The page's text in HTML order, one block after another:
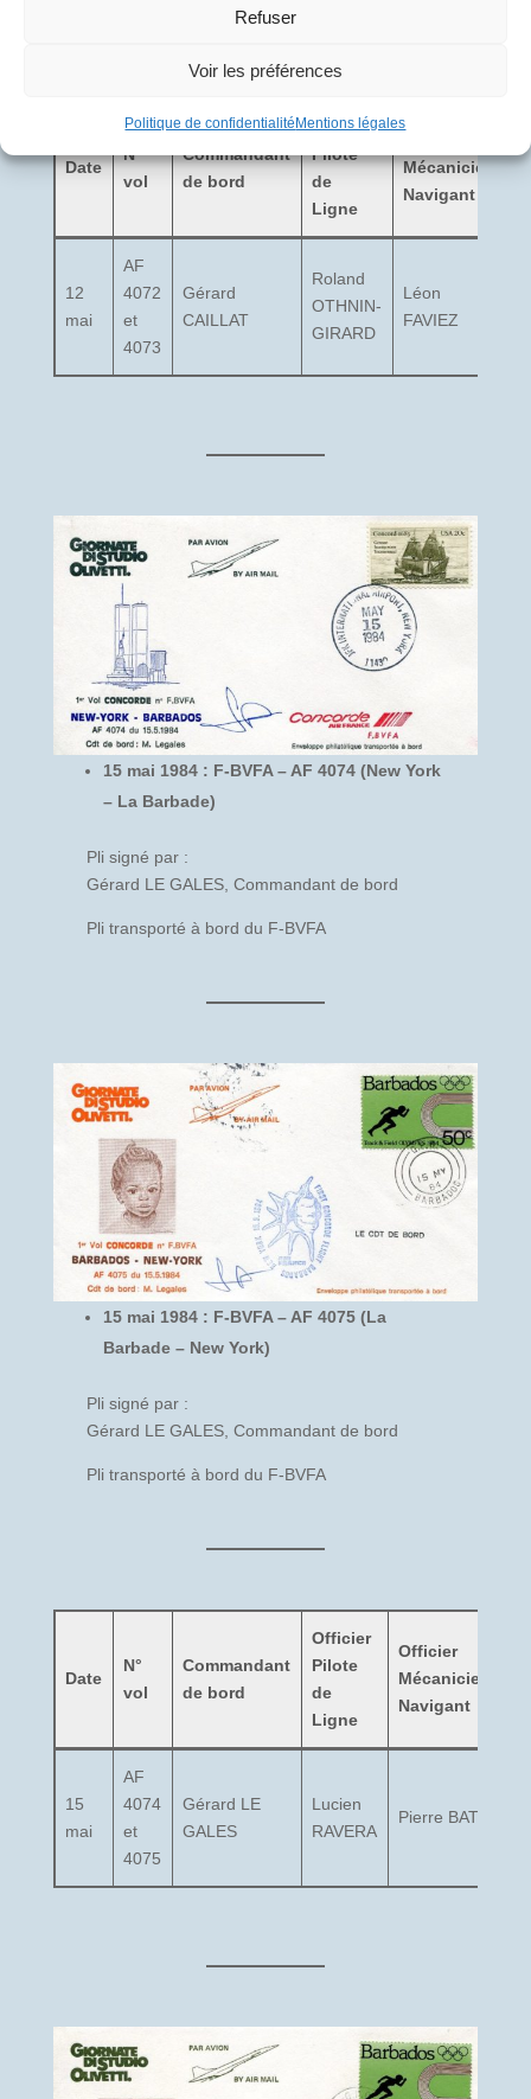
Refuser
Voir les préférences
Politique de confidentialité Mentions légales
Date
N°
vol
Commandant
de bord
Officier
Pilote
de
Ligne
Mécanicien
Navigant
12
mai
AF
4072
et
4073
Gérard
CAILLAT
Roland
OTHNIN-
GIRARD
Léon
FAVIEZ
15 mai 1984 : F-BVFA – AF 4074 (New York
– La Barbade)
Pli signé par :
Gérard LE GALES, Commandant de bord
Pli transporté à bord du F-BVFA
15 mai 1984 : F-BVFA – AF 4075 (La
Barbade – New York)
Pli signé par :
Gérard LE GALES, Commandant de bord
Pli transporté à bord du F-BVFA
Date
N°
vol
Commandant
de bord
Officier
Pilote
de
Ligne
Officier
Mécanicien
Navigant
15
mai
AF
4074
et
4075
Gérard LE
GALES
Lucien
RAVERA
Pierre BATY